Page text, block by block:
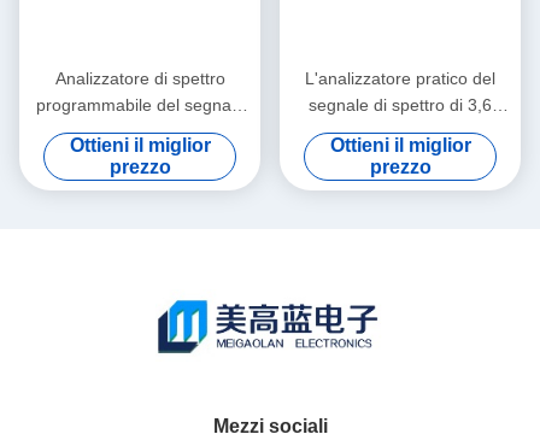
Analizzatore di spettro
programmabile del segnale
di rf Rohde e Schwarz
FSQ40
Ottieni il miglior
prezzo
L'analizzatore pratico del
segnale di spettro di 3,6
gigahertz ha usato R&S
FSV3 per il LED
Ottieni il miglior
prezzo
Mezzi sociali